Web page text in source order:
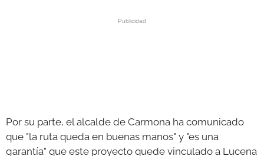
Por su parte, el alcalde de Carmona ha comunicado
que "la ruta queda en buenas manos" y "es una
garantía" que este proyecto quede vinculado a Lucena